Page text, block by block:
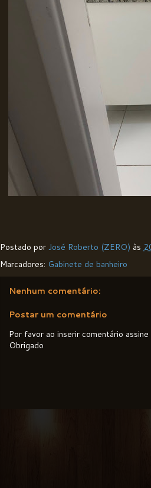
Postado por José Roberto (ZERO) às
Marcadores: Gabinete de banheiro
Nenhum comentário:
Postar um comentário
Por favor ao inserir comentário
Obrigado